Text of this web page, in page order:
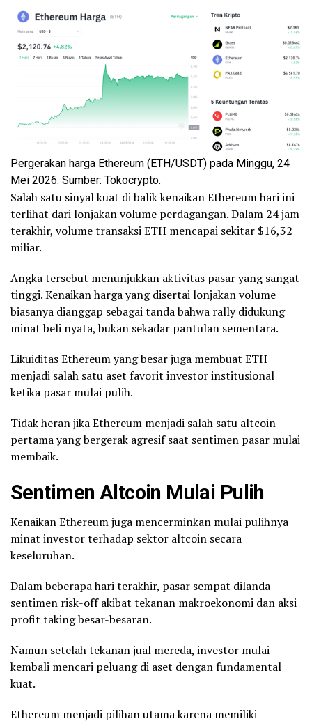
Pergerakan harga Ethereum (ETH/USDT) pada Minggu, 24
Mei 2026. Sumber: Tokocrypto.
Salah satu sinyal kuat di balik kenaikan Ethereum hari ini
terlihat dari lonjakan volume perdagangan. Dalam 24 jam
terakhir, volume transaksi ETH mencapai sekitar $16,32
miliar.
Angka tersebut menunjukkan aktivitas pasar yang sangat
tinggi. Kenaikan harga yang disertai lonjakan volume
biasanya dianggap sebagai tanda bahwa rally didukung
minat beli nyata, bukan sekadar pantulan sementara.
Likuiditas Ethereum yang besar juga membuat ETH
menjadi salah satu aset favorit investor institusional
ketika pasar mulai pulih.
Tidak heran jika Ethereum menjadi salah satu altcoin
pertama yang bergerak agresif saat sentimen pasar mulai
membaik.
Sentimen Altcoin Mulai Pulih
Kenaikan Ethereum juga mencerminkan mulai pulihnya
minat investor terhadap sektor altcoin secara
keseluruhan.
Dalam beberapa hari terakhir, pasar sempat dilanda
sentimen risk-off akibat tekanan makroekonomi dan aksi
profit taking besar-besaran.
Namun setelah tekanan jual mereda, investor mulai
kembali mencari peluang di aset dengan fundamental
kuat.
Ethereum menjadi pilihan utama karena memiliki